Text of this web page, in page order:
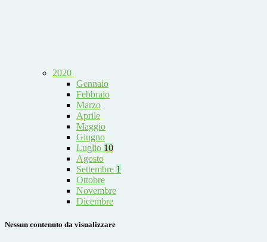
2020
Gennaio
Febbraio
Marzo
Aprile
Maggio
Giugno
Luglio 10
Agosto
Settembre 1
Ottobre
Novembre
Dicembre
Nessun contenuto da visualizzare